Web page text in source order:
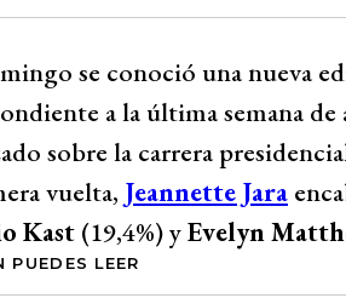
se conoció una nueva
a la última semana
sobre la carrera
vuelta, Jeannette Jara
Kast (19,4%) yEvelyn
PUEDES LEER